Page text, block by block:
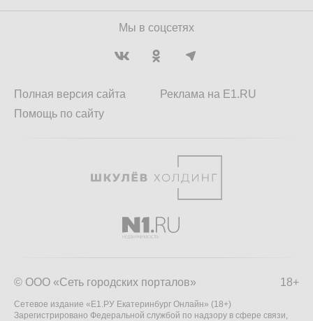
Мы в соцсетях
Полная версия сайта
Помощь по сайту
Реклама на E1.RU
18+
© ООО «Сеть городских порталов»
Сетевое издание «Е1.РУ Екатеринбург Онлайн» (18+)
Зарегистрировано Федеральной службой по надзору в сфере связи,